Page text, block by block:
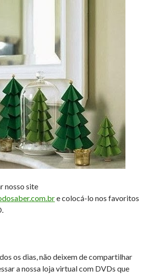
nosso site
e colocá-lo nos favoritos
os dias, não deixem de compartilhar
a nossa loja virtual com DVDs que